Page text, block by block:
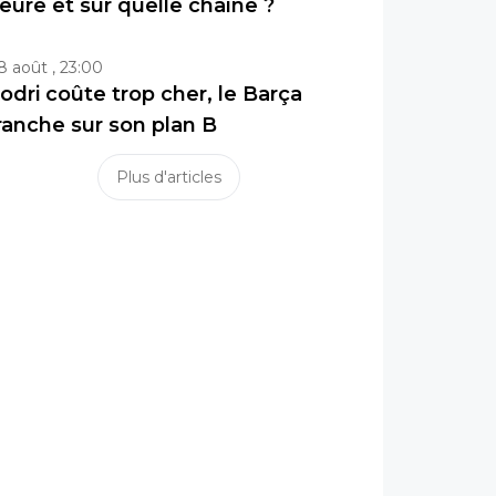
et sur quelle chaîne ?
août , 23:00
coûte trop cher, le Barça
sur son plan B
Plus d'articles